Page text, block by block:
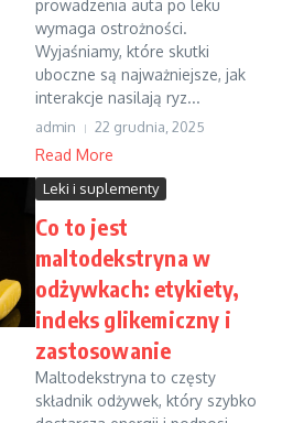
prowadzenia auta po leku
wymaga ostrożności.
Wyjaśniamy, które skutki
uboczne są najważniejsze, jak
interakcje nasilają ryz...
admin 22 grudnia, 2025
Read More
Leki i suplementy
Co to jest
maltodekstryna w
odżywkach: etykiety,
indeks glikemiczny i
zastosowanie
Maltodekstryna to częsty
składnik odżywek, który szybko